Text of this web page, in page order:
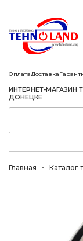
ОплатаДоставка
ИНТЕРНЕТ-МАГАЗИН
ДОНЕЦКЕ
Главная Каталог